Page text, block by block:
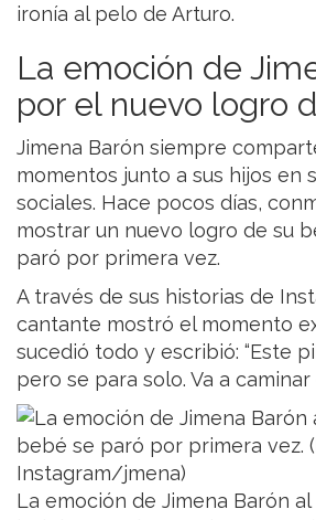
ironía al pelo de Arturo.
La emoción de
por el nuevo logro
Jimena Barón siempre
momentos junto a sus hijos en
sociales. Hace pocos días,
mostrar un nuevo logro de su
paró por primera vez.
A través de sus historias de
cantante mostró el momento
sucedió todo y escribió: “Este
pero se para solo. Va a caminar
La emoción de Jimena Barón